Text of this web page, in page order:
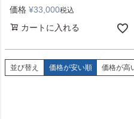
価格 ¥33,000税込
カートに入れる
並び替え 価格が安い順 価格が高